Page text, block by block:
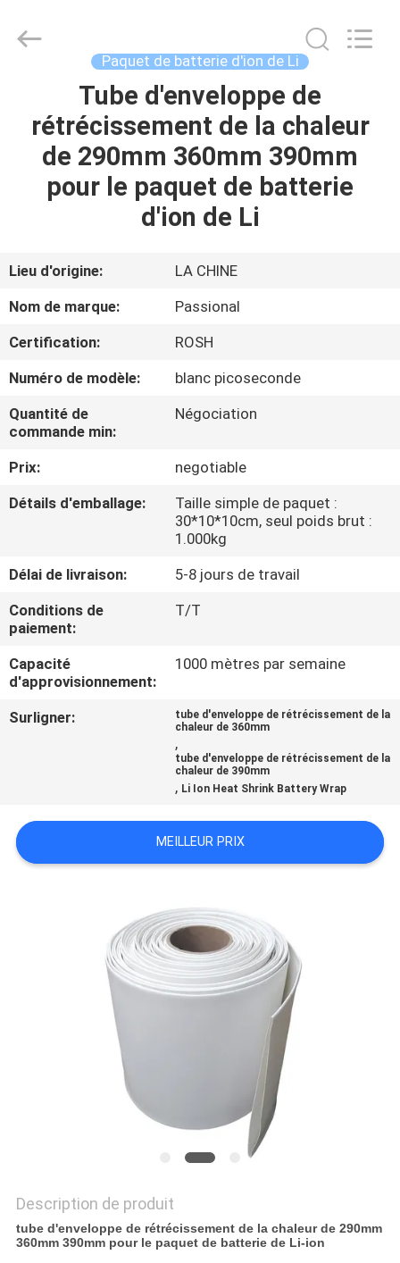
MAISON
PRODUITS
DE
NOUS
VISITE
D'USINE
CONTRÔLE
DE
QUALITÉ
CONTACTEZ-
CAS
SITE
Export
Paquet de batterie d'ion de Li
Tube d'enveloppe de
rétrécissement de la chaleur
de 290mm 360mm 390mm
pour le paquet de batterie
d'ion de Li
Lieu d'origine:
LA CHINE
Nom de marque:
Passional
Certification:
ROSH
Numéro de modèle:
blanc picoseconde
Quantité de
commande min:
Négociation
Prix:
negotiable
Détails d'emballage:
Taille simple de paquet :
30*10*10cm, seul poids brut :
1.000kg
Délai de livraison:
5-8 jours de travail
Conditions de
paiement:
T/T
Capacité
d'approvisionnement:
1000 mètres par semaine
Surligner:
tube d'enveloppe de rétrécissement de la
chaleur de 360mm
,
tube d'enveloppe de rétrécissement de la
chaleur de 390mm
, Li Ion Heat Shrink Battery Wrap
MEILLEUR PRIX
Description de produit
tube d'enveloppe de rétrécissement de la chaleur de 290mm
360mm 390mm pour le paquet de batterie de Li-ion